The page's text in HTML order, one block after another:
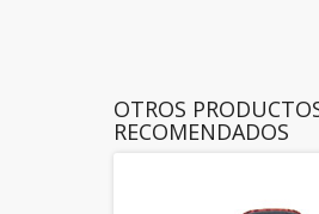
OTROS
RECOMENDADOS